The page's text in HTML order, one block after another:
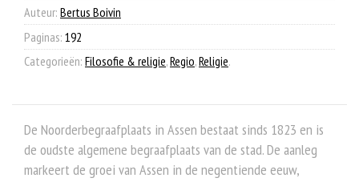
Auteur: Bertus Boivin
Paginas: 192
Categorieën: Filosofie & religie,Regio,Religie.
De Noorderbegraafplaats in Assen bestaat sinds 1823 en is
de oudste algemene begraafplaats van de stad. De aanleg
markeert de groei van Assen in de negentiende eeuw,